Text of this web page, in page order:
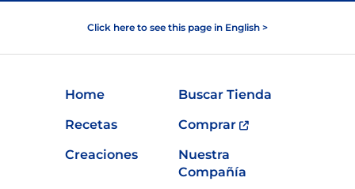
Click here to see this page in English >
Home
Buscar Tienda
Recetas
Comprar
Creaciones
Nuestra
Compañía